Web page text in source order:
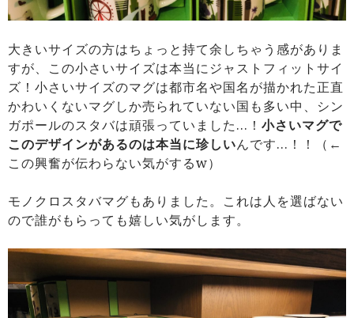
大きいサイズの方はちょっと持て余しちゃう感がありま
すが、この小さいサイズは本当にジャストフィットサイ
ズ！小さいサイズのマグは都市名や国名が描かれた正直
かわいくないマグしか売られていない国も多い中、シン
ガポールのスタバは頑張っていました…！ 小さいマグで
このデザインがあるのは本当に珍しいんです…！！（←
この興奮が伝わらない気がするw）
モノクロスタバマグもありました。これは人を選ばない
ので誰がもらっても嬉しい気がします。